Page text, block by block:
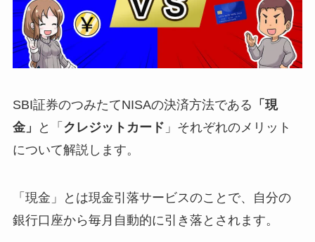
SBI証券のつみたてNISAの決済方法である 「現
金」
と「 クレジットカード 」それぞれのメリット
について解説します。
「現金」とは現金引落サービスのことで、自分の
銀行口座から毎月自動的に引き落とされます。